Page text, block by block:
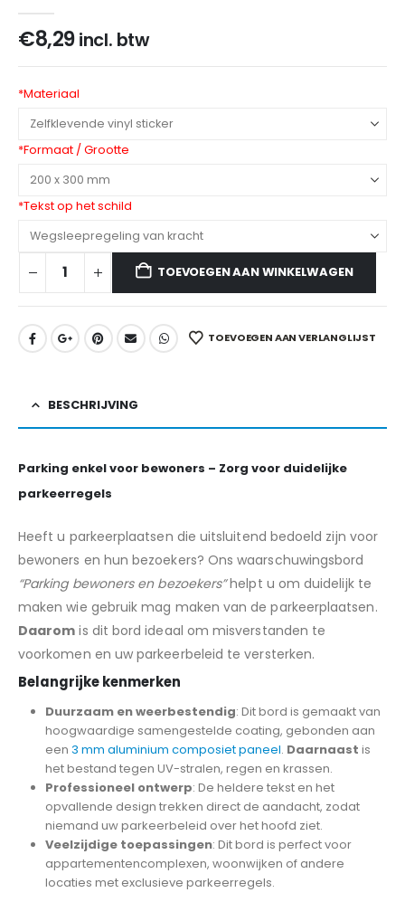
€8,29incl. btw
*Materiaal
*Formaat / Grootte
*Tekst op het schild
TOEVOEGEN AAN WINKELWAGEN
TOEVOEGEN AAN VERLANGLIJST
BESCHRIJVING
Parking enkel voor bewoners – Zorg voor duidelijke
parkeerregels
Heeft u parkeerplaatsen die uitsluitend bedoeld zijn voor
bewoners en hun bezoekers? Ons waarschuwingsbord
“Parking bewoners en bezoekers”helpt u om duidelijk te
maken wie gebruik mag maken van de parkeerplaatsen.
Daarom is dit bord ideaal om misverstanden te
voorkomen en uw parkeerbeleid te versterken.
Belangrijke kenmerken
Duurzaam en weerbestendig: Dit bord is gemaakt van
hoogwaardige samengestelde coating, gebonden aan
een 3 mm aluminium composiet paneel. Daarnaast is
het bestand tegen UV-stralen, regen en krassen.
Professioneel ontwerp: De heldere tekst en het
opvallende design trekken direct de aandacht, zodat
niemand uw parkeerbeleid over het hoofd ziet.
Veelzijdige toepassingen: Dit bord is perfect voor
appartementencomplexen, woonwijken of andere
locaties met exclusieve parkeerregels.